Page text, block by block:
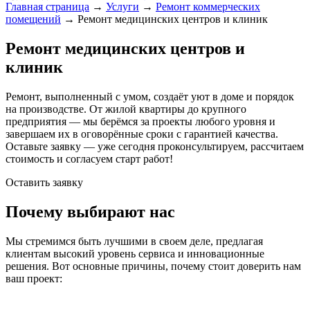
Главная страница → Услуги → Ремонт коммерческих
помещений → Ремонт медицинских центров и клиник
Ремонт медицинских центров и
клиник
Ремонт, выполненный с умом, создаёт уют в доме и порядок
на производстве. От жилой квартиры до крупного
предприятия — мы берёмся за проекты любого уровня и
завершаем их в оговорённые сроки с гарантией качества.
Оставьте заявку — уже сегодня проконсультируем, рассчитаем
стоимость и согласуем старт работ!
Оставить заявку
Почему выбирают нас
Мы стремимся быть лучшими в своем деле, предлагая
клиентам высокий уровень сервиса и инновационные
решения. Вот основные причины, почему стоит доверить нам
ваш проект: